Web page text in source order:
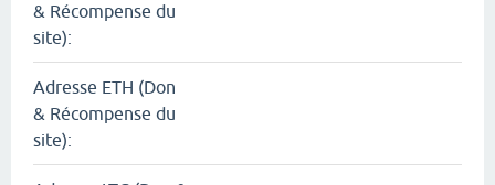
& Récompense du
site):
Adresse ETH (Don
& Récompense du
site):